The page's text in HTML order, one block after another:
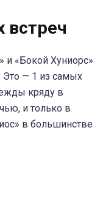
встреч
«Бокой Хуниорс»
Это — 1 из самых
кряду в
и только в
в большинстве